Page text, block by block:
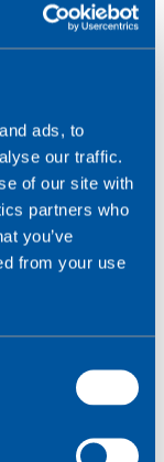
ads, to
our traffic.
of our site with
partners who
you’ve
from your use